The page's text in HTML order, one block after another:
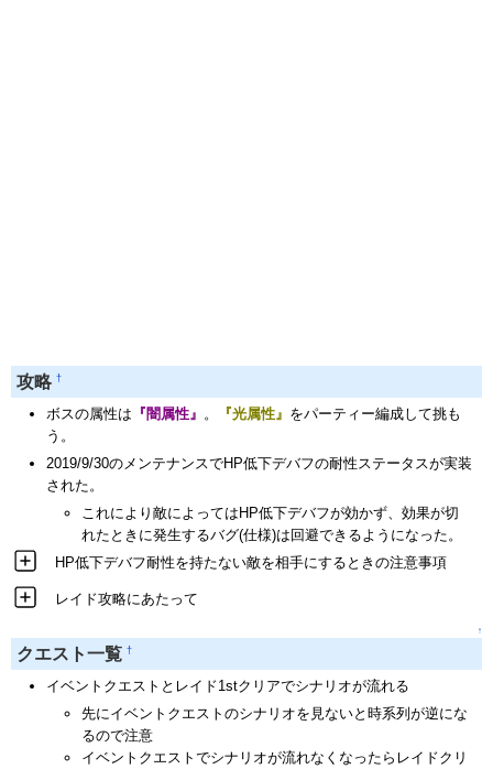
攻略 †
ボスの属性は 『闇属性』 。 『光属性』 をパーティー編成して挑も
う。
2019/9/30のメンテナンスでHP低下デバフの耐性ステータスが実装
された。
これにより敵によってはHP低下デバフが効かず、効果が切
れたときに発生するバグ(仕様)は回避できるようになった。
HP低下デバフ耐性を持たない敵を相手にするときの注意事項
レイド攻略にあたって
↑
クエスト一覧 †
イベントクエストとレイド1stクリアでシナリオが流れる
先にイベントクエストのシナリオを見ないと時系列が逆にな
るので注意
イベントクエストでシナリオが流れなくなったらレイドクリ